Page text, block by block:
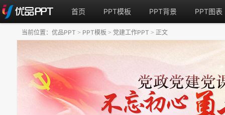
首页 PPT模板 PPT背景 PPT图表
当前位置： 优品PPT > PPT模板 > 党建工作PPT > 正文